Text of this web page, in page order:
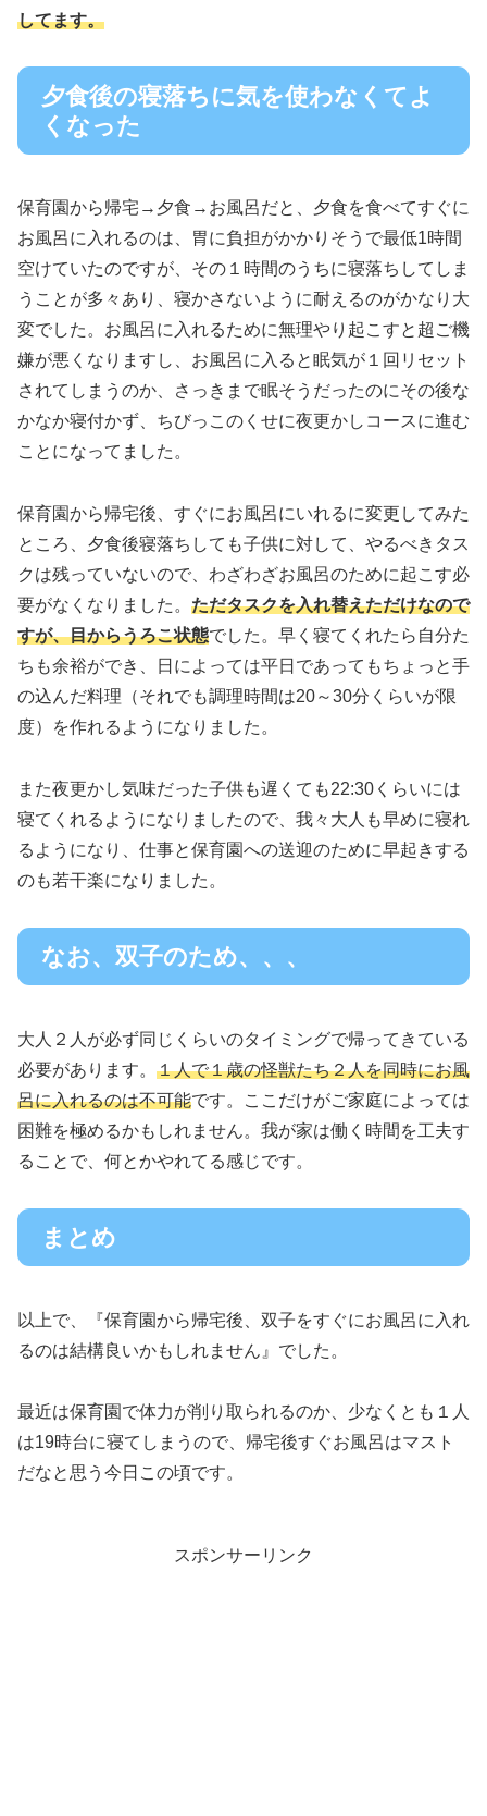
してます。
夕食後の寝落ちに気を使わなくてよ
くなった
保育園から帰宅→夕食→お風呂だと、夕食を食べてすぐに
お風呂に入れるのは、胃に負担がかかりそうで最低1時間
空けていたのですが、その１時間のうちに寝落ちしてしま
うことが多々あり、寝かさないように耐えるのがかなり大
変でした。お風呂に入れるために無理やり起こすと超ご機
嫌が悪くなりますし、お風呂に入ると眠気が１回リセット
されてしまうのか、さっきまで眠そうだったのにその後な
かなか寝付かず、ちびっこのくせに夜更かしコースに進む
ことになってました。
保育園から帰宅後、すぐにお風呂にいれるに変更してみた
ところ、夕食後寝落ちしても子供に対して、やるべきタス
クは残っていないので、わざわざお風呂のために起こす必
要がなくなりました。 ただタスクを入れ替えただけなので
すが、目からうろこ状態でした。早く寝てくれたら自分た
ちも余裕ができ、日によっては平日であってもちょっと手
の込んだ料理（それでも調理時間は20～30分くらいが限
度）を作れるようになりました。
また夜更かし気味だった子供も遅くても22:30くらいには
寝てくれるようになりましたので、我々大人も早めに寝れ
るようになり、仕事と保育園への送迎のために早起きする
のも若干楽になりました。
なお、双子のため、、、
大人２人が必ず同じくらいのタイミングで帰ってきている
必要があります。 １人で１歳の怪獣たち２人を同時にお風
呂に入れるのは不可能です。ここだけがご家庭によっては
困難を極めるかもしれません。我が家は働く時間を工夫す
ることで、何とかやれてる感じです。
まとめ
以上で、『保育園から帰宅後、双子をすぐにお風呂に入れ
るのは結構良いかもしれません』でした。
最近は保育園で体力が削り取られるのか、少なくとも１人
は19時台に寝てしまうので、帰宅後すぐお風呂はマスト
だなと思う今日この頃です。
スポンサーリンク